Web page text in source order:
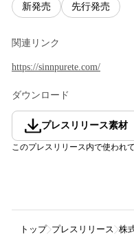
新発売 先行発売
関連リンク
https://sinnpurete.com/
ダウンロード
プレスリリース素材
このプレスリリース内で使われ
トップ プレスリリース 株